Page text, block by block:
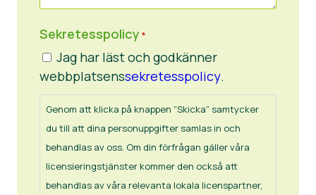
Sekretesspolicy *
Jag har läst och godkänner
webbplatsenssekretesspolicy.
Genom att klicka på knappen ”Skicka” samtycker
du till att dina personuppgifter samlas in och
behandlas av oss. Om din förfrågan gäller våra
licensieringstjänster kommer den också att
behandlas av våra relevanta lokala licenspartner,